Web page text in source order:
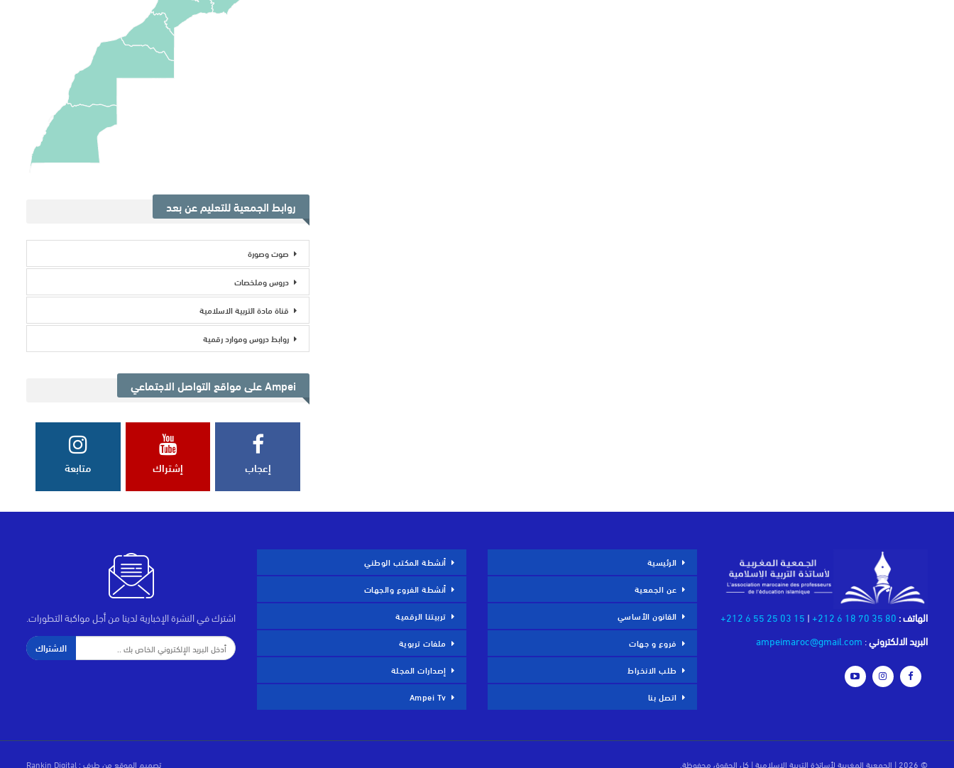
روابط الجمعية للتعليم عن بعد
صوت وصورة
دروس وملخصات
قناة مادة التربية الاسلامية
روابط دروس وموارد رقمية
Ampei على مواقع التواصل الاجتماعي
إعجاب إشتراك متابعة
الهاتف : 80 35 70 18 6 212+
|
15 03 25 55 6 212+
البريد الالكتروني:
ampeimaroc@gmail.com
الرئيسية
عن الجمعية
القانون الأساسي
فروع و جهات
طلب الانخراط
اتصل بنا
أنشطة المكتب الوطني
أنشطة الفروع والجهات
تربيتنا الرقمية
ملفات تربوية
إصدارات المجلة
Ampei Tv
اشترك في النشرة الإخبارية لدينا من أجل مواكبة التطورات.
الاشتراك
© 2026 | الجمعية المغربية لأساتذة التربية الإسلامية | كل الحقوق محفوظة. تصميم الموقع من طرف :Rankin Digital